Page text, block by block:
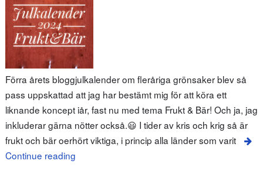
Förra årets bloggjulkalender om fleråriga grönsaker blev så
pass uppskattad att jag har bestämt mig för att köra ett
liknande koncept iår, fast nu med tema Frukt & Bär! Och ja, jag
inkluderar gärna nötter också.😃 I tider av kris och krig så är
frukt och bär oerhört viktiga, i princip alla länder som varit
Continue reading